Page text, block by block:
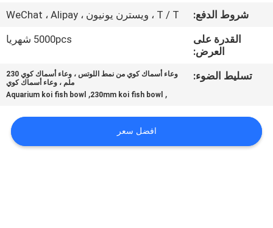
اتصل
اطلب
NEWS
شروط الدفع:
T / T ، ويسترن يونيون ، WeChat ، Alipay
القدرة على
العرض:
5000pcs شهريا
تسليط الضوء:
وعاء أسماك كوي من نمط اللوتس ، وعاء أسماك كوي 230
ملم ، وعاء أسماك كوي
,
230mm koi fish bowl
,
Aquarium koi fish bowl
افضل سعر